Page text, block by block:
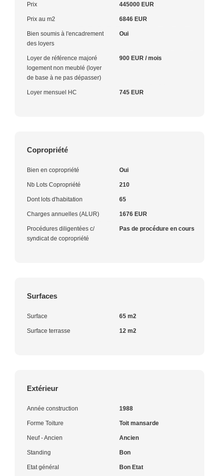
Prix 445000 EUR
Prix au m2 6846 EUR
Bien soumis à l'encadrement
des loyers
Oui
Loyer de référence majoré
logement non meublé (loyer
de base à ne pas dépasser)
900 EUR / mois
Loyer mensuel HC 745 EUR
Copropriété
Bien en copropriété Oui
Nb Lots Copropriété 210
Dont lots d'habitation 65
Charges annuelles (ALUR) 1676 EUR
Procédures diligentées c/
syndicat de copropriété
Pas de procédure en cours
Surfaces
Surface 65 m2
Surface terrasse 12 m2
Extérieur
Année construction 1988
Forme Toiture Toit mansarde
Neuf - Ancien Ancien
Standing Bon
Etat général Bon Etat